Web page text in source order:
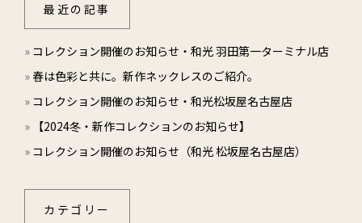
最近の記事
» コレクション開催のお知らせ・和光 羽田第一ターミナル店
» 春は色彩と共に。新作ネックレスのご紹介。
» コレクション開催のお知らせ・和光松坂屋名古屋店
» 【2024冬・新作コレクションのお知らせ】
» コレクション開催のお知らせ（和光 松坂屋名古屋店）
カテゴリー